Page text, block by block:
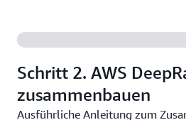
Schritt 2. AWS
zusammenbauen
Ausführliche Anleitung zum